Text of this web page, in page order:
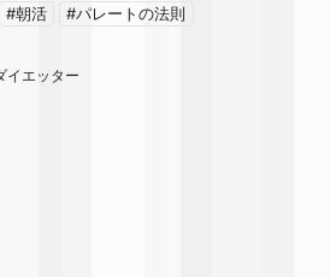
#朝活 #パレートの法則
イエッター